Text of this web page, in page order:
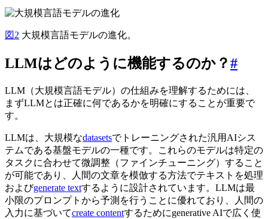
図2 大規模言語モデルの進化。
LLMはどのように機能するのか？#
LLM（大規模言語モデル）の仕組みを理解するためには、
まずLLMとは正確に何であるかを明確にすることが重要で
す。
LLMは、大規模なdatasetsでトレーニングされた汎用AIシス
テムである基盤モデルの一種です。これらのモデルは特定の
タスクに合わせて微調整（ファインチューニング）すること
が可能であり、人間の文章を模倣する方法でテキストを処理
およびgenerate textするように設計されています。LLMは最
小限のプロンプトから予測を行うことに優れており、人間の
入力に基づいてcreate contentするためにgenerative AIで広く使